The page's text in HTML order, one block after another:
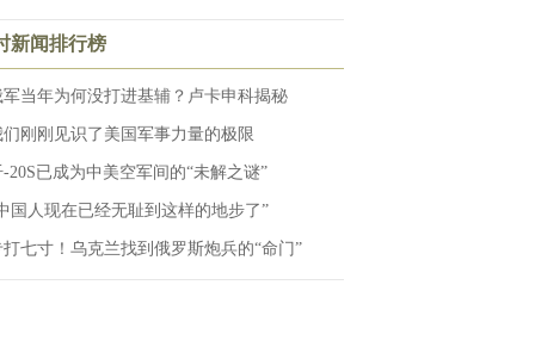
新闻排行榜
军当年为何没打进基辅？卢卡申科揭秘
们刚刚见识了美国军事力量的极限
-20S已成为中美空军间的“未解之谜”
国人现在已经无耻到这样的地步了”
打七寸！乌克兰找到俄罗斯炮兵的“命门”